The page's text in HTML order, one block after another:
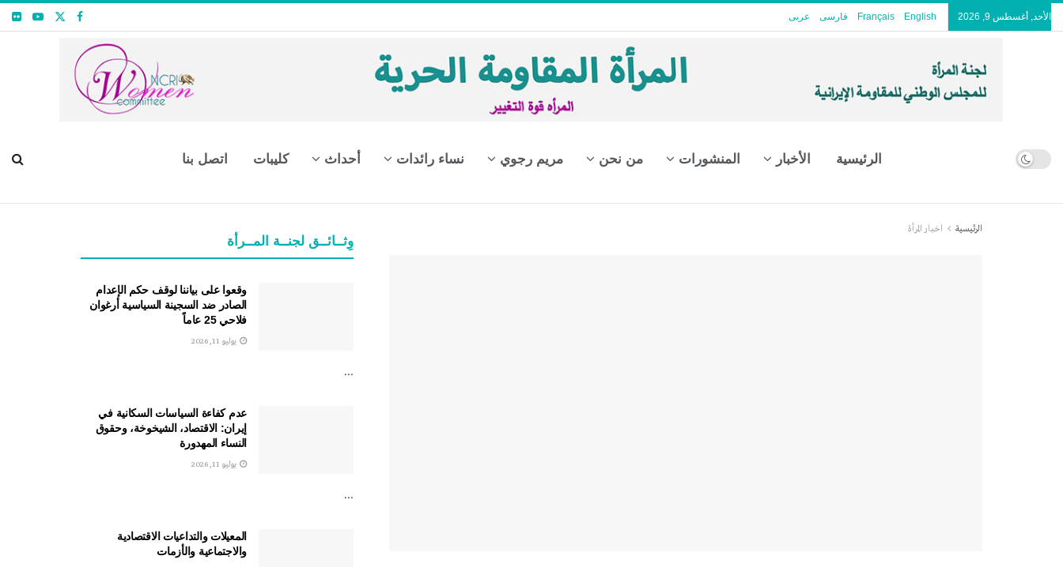
الأحد, أغسطس 9, 2026 English
Français فارسی عربى
الرئيسية الأخبار المنشورات من نحن مريم رجوي نساء رائدات أحداث كليبات اتصل بنا
الرئيسية اخبار المرأة
وِثــائــق لجنــة المــرأة
وقعوا على بياننا لوقف حكم الإعدام
الصادر ضد السجينة السياسية أرغوان
فلاحي 25 عاماً
يوليو 11, 2026
...
عدم كفاءة السياسات السكانية في
إيران: الاقتصاد، الشيخوخة، وحقوق
النساء المهدورة
يوليو 11, 2026
...
المعيلات والتداعيات الاقتصادية
والاجتماعية والأزمات